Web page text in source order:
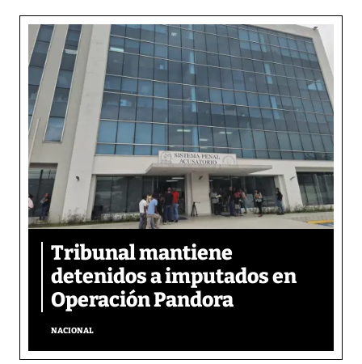
Tribunal mantiene
detenidos a imputados en
Operación Pandora
NACIONAL